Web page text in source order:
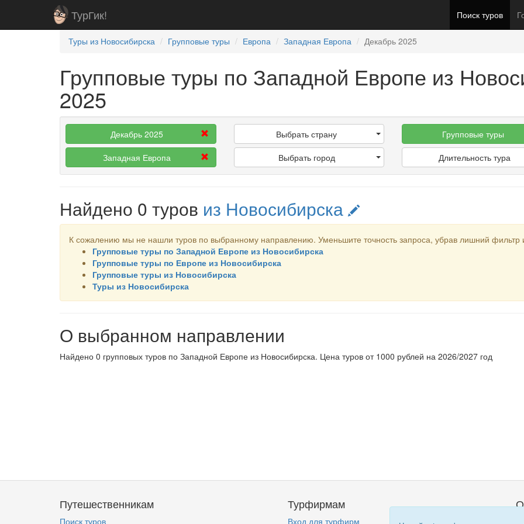
ТурГик! Поиск туров
Туры из Новосибирска Групповые туры Европа Западная Европа Декабрь 2025
Групповые туры по Западной Европе из
2025
Декабрь 2025
Западная Европа
Выбрать страну
Выбрать город
Групповые туры
Длительность тура
Найдено 0 туров из Новосибирска
К сожалению мы не нашли туров по выбранному направлению. Уменьшите точность запроса, убрав лишний
Групповые туры по Западной Европе из Новосибирска
Групповые туры по Европе из Новосибирска
Групповые туры из Новосибирска
Туры из Новосибирска
О выбранном направлении
Найдено 0 групповых туров по Западной Европе из Новосибирска. Цена туров от 1000 рублей на 2026/2027 год
Путешественникам
Поиск туров
Турфирмам
Вход для турфирм